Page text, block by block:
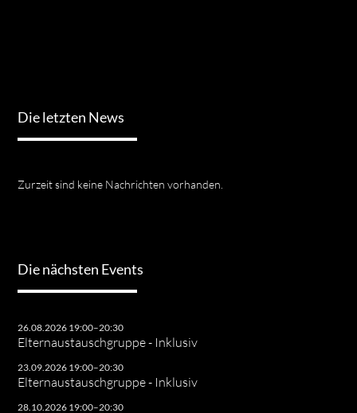
Die letzten News
Zurzeit sind keine Nachrichten vorhanden.
Die nächsten Events
26.08.2026 19:00–20:30
Elternaustauschgruppe - Inklusiv
23.09.2026 19:00–20:30
Elternaustauschgruppe - Inklusiv
28.10.2026 19:00–20:30